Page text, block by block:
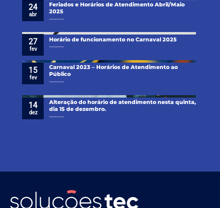
Feriados e Horários de Atendimento Abril/Maio
2025
24
abr
Horário de funcionamento no Carnaval 2025
27
fev
Carnaval 2023 – Horários de Atendimento ao
Público
15
fev
Alteração do horário de atendimento nesta quinta,
dia 15 de dezembro.
14
dez